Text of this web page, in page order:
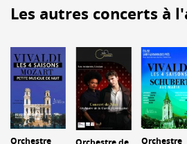
Les autres concerts à
Orchestre Orchestre